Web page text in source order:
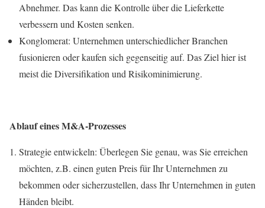
Abnehmer. Das kann die Kontrolle über die Lieferkette
verbessern und Kosten senken.
Konglomerat: Unternehmen unterschiedlicher Branchen
fusionieren oder kaufen sich gegenseitig auf. Das Ziel hier ist
meist die Diversifikation und Risikominimierung.
Ablauf eines M&A-Prozesses
Strategie entwickeln: Überlegen Sie genau, was Sie erreichen
möchten, z.B. einen guten Preis für Ihr Unternehmen zu
bekommen oder sicherzustellen, dass Ihr Unternehmen in guten
Händen bleibt.